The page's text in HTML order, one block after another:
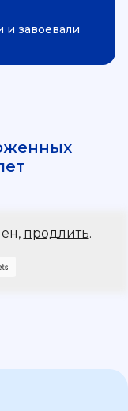
завоевали
продлить.